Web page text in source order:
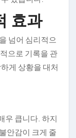
효과
넘어 심리적으
으로 기록을 관
게 상황을 대처
우 큽니다. 하지
안감이 크게 줄